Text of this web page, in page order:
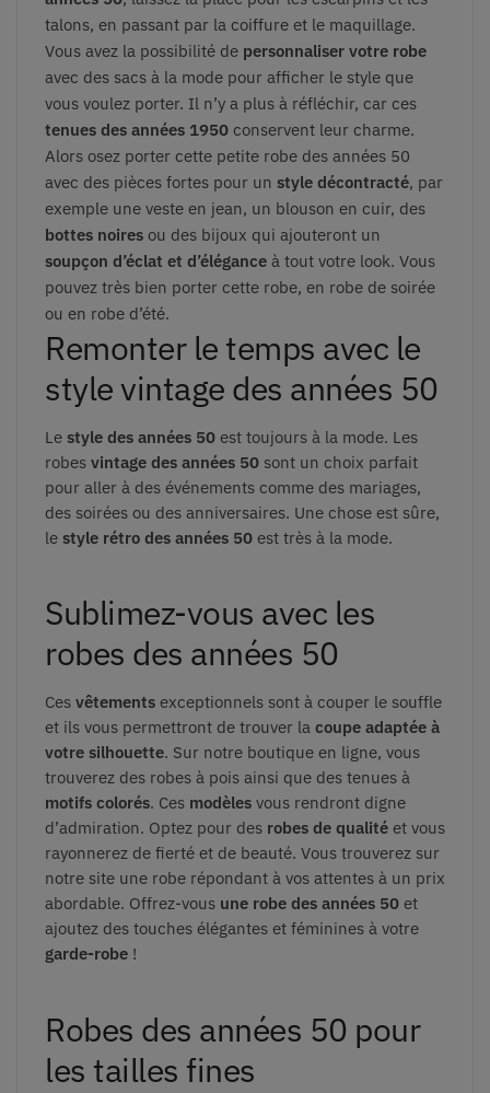
talons, en passant par la coiffure et le maquillage.
Vous avez la possibilité de personnaliser votre robe
avec des sacs à la mode pour afficher le style que
vous voulez porter. Il n’y a plus à réfléchir, car ces
tenues des années 1950 conservent leur charme.
Alors osez porter cette petite robe des années 50
avec des pièces fortes pour un style décontracté, par
exemple une veste en jean, un blouson en cuir, des
bottes noires ou des bijoux qui ajouteront un
soupçon d’éclat et d’élégance à tout votre look. Vous
pouvez très bien porter cette robe, en robe de soirée
ou en robe d’été.
Remonter le temps avec le
style vintage des années 50
Le style des années 50 est toujours à la mode. Les
robes vintage des années 50 sont un choix parfait
pour aller à des événements comme des mariages,
des soirées ou des anniversaires. Une chose est sûre,
le style rétro des années 50 est très à la mode.
Sublimez-vous avec les
robes des années 50
Ces vêtements exceptionnels sont à couper le souffle
et ils vous permettront de trouver la coupe adaptée à
votre silhouette. Sur notre boutique en ligne, vous
trouverez des robes à pois ainsi que des tenues à
motifs colorés. Ces modèles vous rendront digne
d’admiration. Optez pour des robes de qualité et vous
rayonnerez de fierté et de beauté. Vous trouverez sur
notre site une robe répondant à vos attentes à un prix
abordable. Offrez-vous une robe des années 50 et
ajoutez des touches élégantes et féminines à votre
garde-robe !
Robes des années 50 pour
les tailles fines